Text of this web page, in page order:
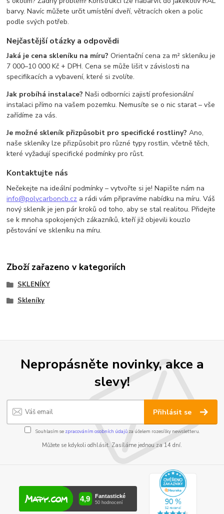
barvy. Navíc můžete určit umístění dveří, větracích oken a polic
podle svých potřeb.
Nejčastější otázky a odpovědi
Jaká je cena skleníku na míru? Orientační cena za m² skleníku je
7 000–10 000 Kč + DPH. Cena se může lišit v závislosti na
specifikacích a vybavení, které si zvolíte.
Jak probíhá instalace? Naši odborníci zajistí profesionální
instalaci přímo na vašem pozemku. Nemusíte se o nic starat – vše
zařídíme za vás.
Je možné skleník přizpůsobit pro specifické rostliny? Ano,
naše skleníky lze přizpůsobit pro různé typy rostlin, včetně těch,
které vyžadují specifické podmínky pro růst.
Kontaktujte nás
Nečekejte na ideální podmínky – vytvořte si je! Napište nám na
info@polycarboncb.cz a rádi vám připravíme nabídku na míru. Váš
nový skleník je jen pár kroků od toho, aby se stal realitou. Přidejte
se k mnoha spokojených zákazníků, kteří již objevili kouzlo
pěstování ve skleníku na míru.
Zboží zařazeno v kategoriích
SKLENÍKY
Skleníky
Nepropásněte novinky, akce a
slevy!
Přihlásit se
Souhlasím se zpracováním osobních údajůza účelem rozesílky newsletteru.
Můžete se kdykoli odhlásit. Zasíláme jednou za 14 dní.